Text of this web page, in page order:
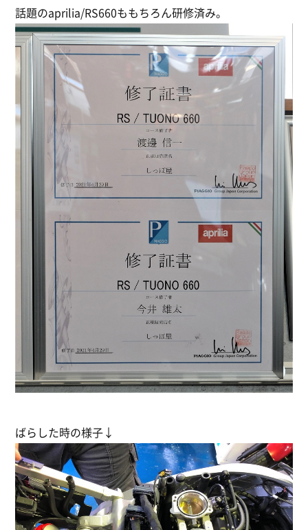
話題のaprilia/RS660ももちろん研修済み。
ばらした時の様子↓